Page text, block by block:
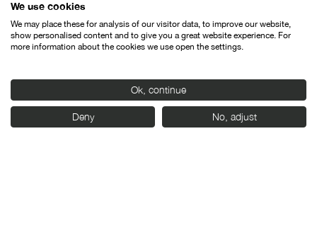
espacio el grueso de una casi inabarcable obra que
comenzó a gestarse hace décadas.
We use cookies
We may place these for analysis of our visitor data, to improve our website,
show personalised content and to give you a great website experience. For
more information about the cookies we use open the settings.
Ok, continue
Deny No, adjust